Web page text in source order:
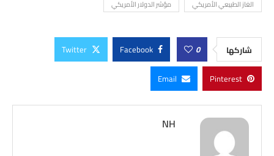
الغاز الطبيعي الأمريكي
مؤشر الدولار الأمريكي
شاركها 0
Facebook
Twitter
Pinterest
Email
NH